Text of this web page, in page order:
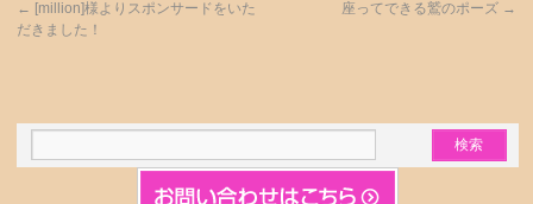
← [million]様よりスポンサードをいた
だきました！
座ってできる鷲のポーズ →